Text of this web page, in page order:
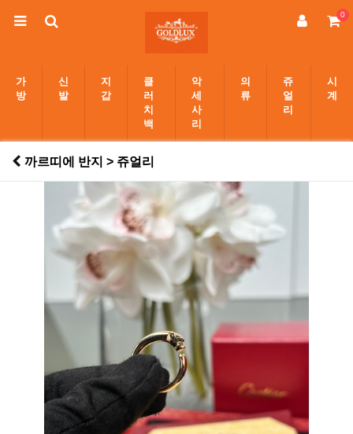
0
가
방
신
발
지
갑
클
러
치
백
악
세
사
리
의
류
쥬
얼
리
시
계
까르띠에 반지 > 쥬얼리